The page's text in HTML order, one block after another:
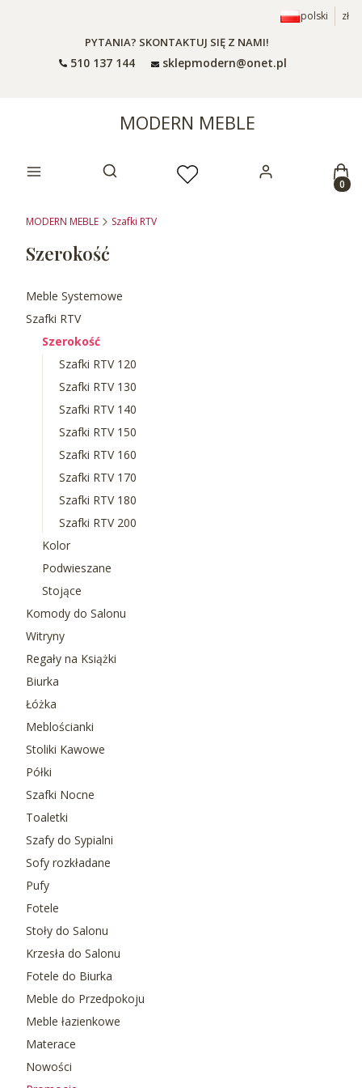
polski zł
PYTANIA? SKONTAKTUJ SIĘ Z NAMI!
510 137 144 sklepmodern@onet.pl
MODERN MEBLE
Otwórz wyszukiwarkę
MODERN MEBLE Szafki RTV
Szerokość
Meble Systemowe
Szafki RTV
Szerokość
Szafki RTV 120
Szafki RTV 130
Szafki RTV 140
Szafki RTV 150
Szafki RTV 160
Szafki RTV 170
Szafki RTV 180
Szafki RTV 200
Kolor
Podwieszane
Stojące
Komody do Salonu
Witryny
Regały na Książki
Biurka
Łóżka
Meblościanki
Stoliki Kawowe
Półki
Szafki Nocne
Toaletki
Szafy do Sypialni
Sofy rozkładane
Pufy
Fotele
Stoły do Salonu
Krzesła do Salonu
Fotele do Biurka
Meble do Przedpokoju
Meble łazienkowe
Materace
Nowości